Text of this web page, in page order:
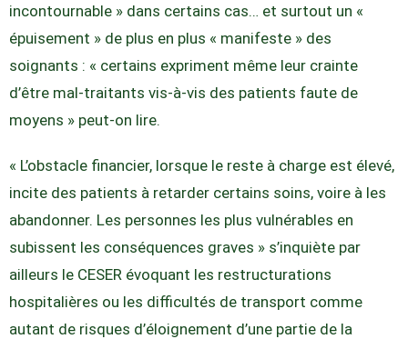
incontournable » dans certains cas… et surtout un «
épuisement » de plus en plus « manifeste » des
soignants : « certains expriment même leur crainte
d’être mal-traitants vis-à-vis des patients faute de
moyens » peut-on lire.
« L’obstacle financier, lorsque le reste à charge est élevé,
incite des patients à retarder certains soins, voire à les
abandonner. Les personnes les plus vulnérables en
subissent les conséquences graves » s’inquiète par
ailleurs le CESER évoquant les restructurations
hospitalières ou les difficultés de transport comme
autant de risques d’éloignement d’une partie de la